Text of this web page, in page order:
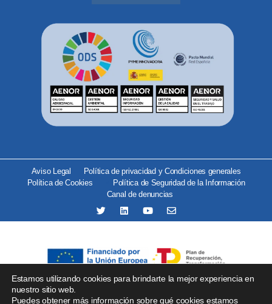
Aviso Legal
Política de privacidad y Condiciones generales
Política de Cookies
Política de Seguridad de la Información
Canal de denuncias
Se ha recibido un incentivo del organismo Red.es por importe
Estamos utilizando cookies para brindarte la mejor experiencia en
nuestro sitio web.
Puedes obtener más información sobre qué cookies estamos